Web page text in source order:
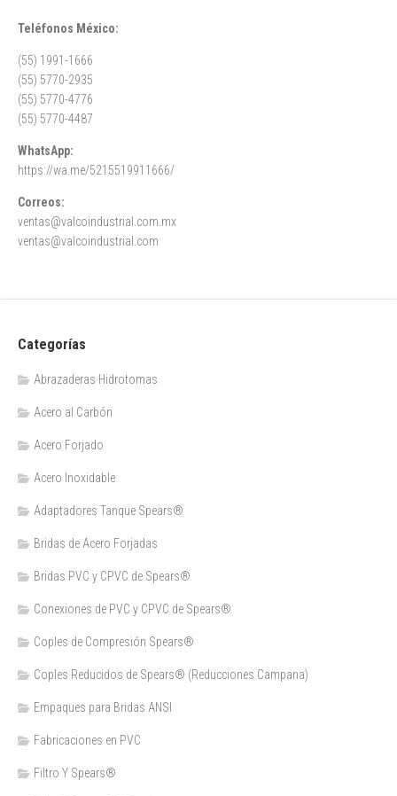
Teléfonos México:
(55) 1991-1666
(55) 5770-2935
(55) 5770-4776
(55) 5770-4487
WhatsApp:
https://wa.me/5215519911666/
Correos:
ventas@valcoindustrial.com.mx
ventas@valcoindustrial.com
Categorías
Abrazaderas Hidrotomas
Acero al Carbón
Acero Forjado
Acero Inoxidable
Adaptadores Tanque Spears®
Bridas de Acero Forjadas
Bridas PVC y CPVC de Spears®
Conexiones de PVC y CPVC de Spears®
Coples de Compresión Spears®
Coples Reducidos de Spears® (Reducciones Campana)
Empaques para Bridas ANSI
Fabricaciones en PVC
Filtro Y Spears®